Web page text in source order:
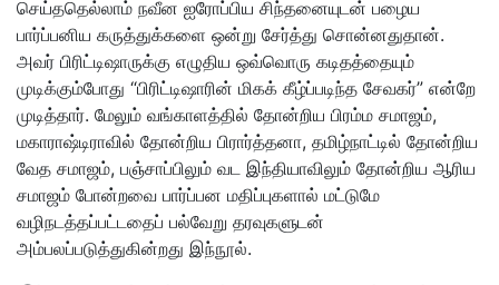
செய்ததெல்லாம் நவீன ஐரோப்பிய சிந்தனையுடன் பழைய
பார்ப்பனிய கருத்துக்களை ஒன்று சேர்த்து சொன்னதுதான்.
அவர் பிரிட்டிஷாருக்கு எழுதிய ஒவ்வொரு கடிதத்தையும்
முடிக்கும்போது “பிரிட்டிஷாரின் மிகக் கீழ்ப்படிந்த சேவகர்” என்றே
முடித்தார். மேலும் வங்காளத்தில் தோன்றிய பிரம்ம சமாஜம்,
மகாராஷ்டிராவில் தோன்றிய பிரார்த்தனா, தமிழ்நாட்டில் தோன்றிய
வேத சமாஜம், பஞ்சாப்பிலும் வட இந்தியாவிலும் தோன்றிய ஆரிய
சமாஜம் போன்றவை பார்ப்பன மதிப்புகளால் மட்டுமே
வழிநடத்தப்பட்டதைப் பல்வேறு தரவுகளுடன்
அம்பலப்படுத்துகின்றது இந்நூல்.